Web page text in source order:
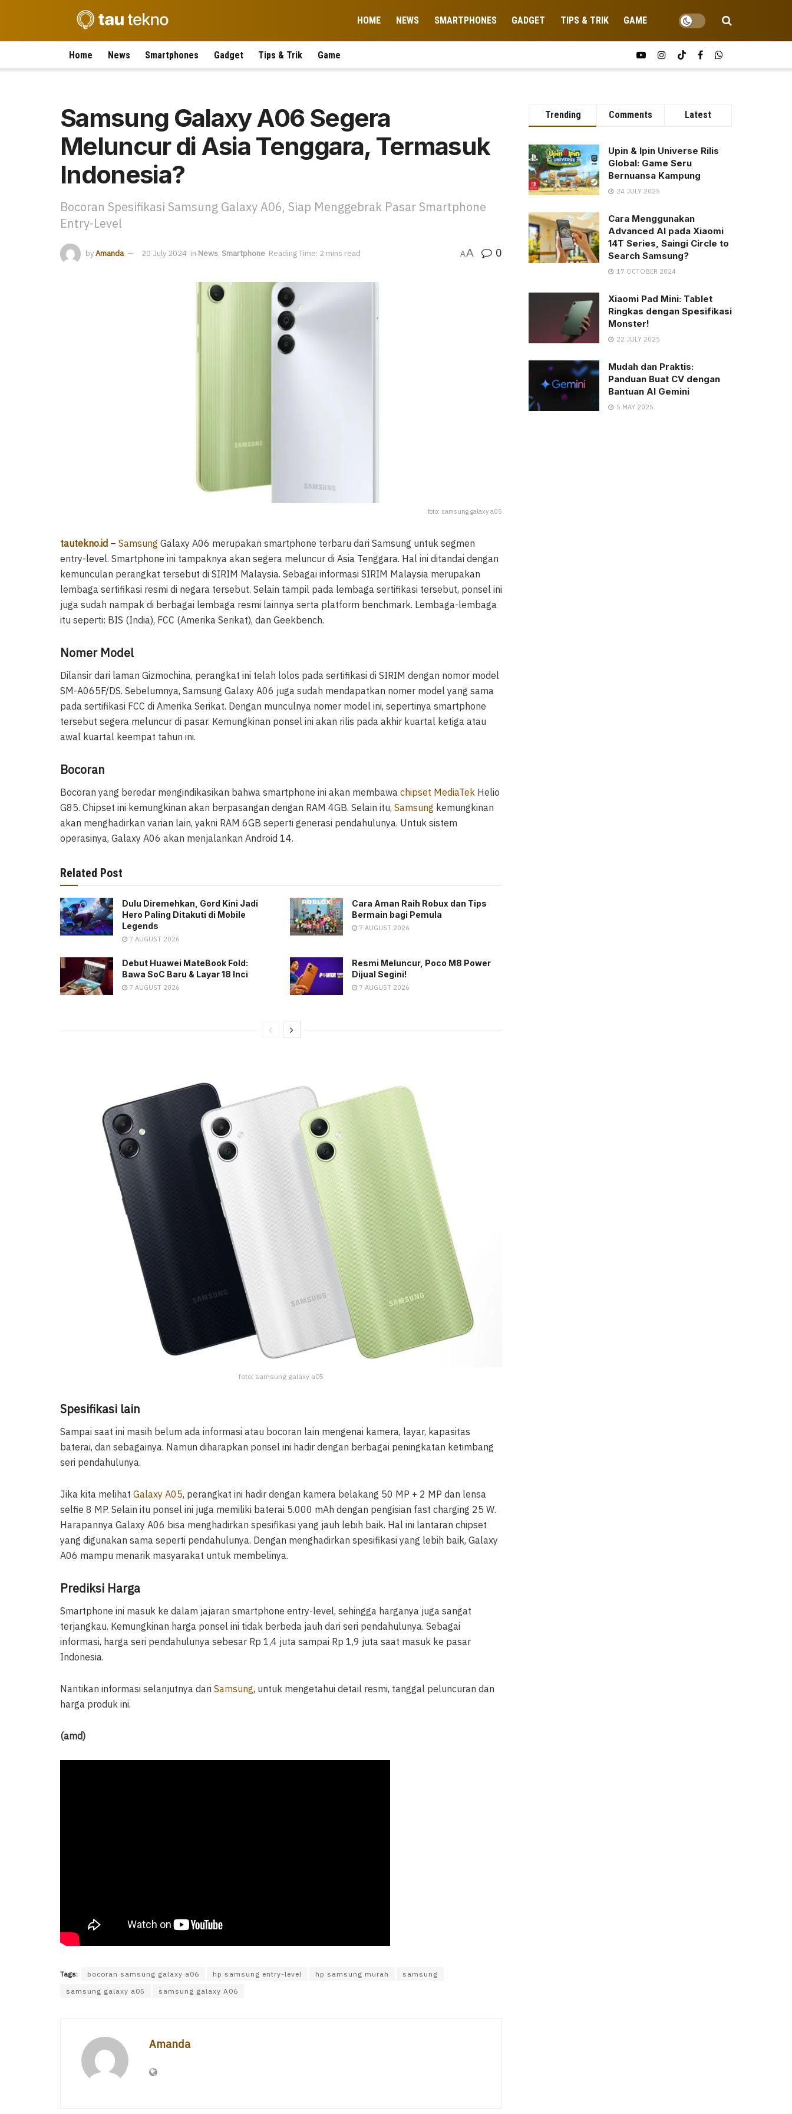
HOME NEWS SMARTPHONES GADGET TIPS & TRIK GAME
Home News Smartphones Gadget Tips & Trik Game
Samsung Galaxy A06 Segera
Meluncur di Asia Tenggara, Termasuk
Indonesia?
Bocoran Spesifikasi Samsung Galaxy A06, Siap Menggebrak Pasar Smartphone
Entry-Level
byAmanda 20 July 2024 in News, Smartphone Reading Time: 2 mins read AA 0
foto: samsung galaxy a05
tautekno.id – Samsung Galaxy A06 merupakan smartphone terbaru dari Samsung untuk segmen
entry-level. Smartphone ini tampaknya akan segera meluncur di Asia Tenggara. Hal ini ditandai dengan
kemunculan perangkat tersebut di SIRIM Malaysia. Sebagai informasi SIRIM Malaysia merupakan
lembaga sertifikasi resmi di negara tersebut. Selain tampil pada lembaga sertifikasi tersebut, ponsel ini
juga sudah nampak di berbagai lembaga resmi lainnya serta platform benchmark. Lembaga-lembaga
itu seperti: BIS (India), FCC (Amerika Serikat), dan Geekbench.
Nomer Model
Dilansir dari laman Gizmochina, perangkat ini telah lolos pada sertifikasi di SIRIM dengan nomor model
SM-A065F/DS. Sebelumnya, Samsung Galaxy A06 juga sudah mendapatkan nomer model yang sama
pada sertifikasi FCC di Amerika Serikat. Dengan munculnya nomer model ini, sepertinya smartphone
tersebut segera meluncur di pasar. Kemungkinan ponsel ini akan rilis pada akhir kuartal ketiga atau
awal kuartal keempat tahun ini.
Bocoran
Bocoran yang beredar mengindikasikan bahwa smartphone ini akan membawa chipset MediaTek Helio
G85. Chipset ini kemungkinan akan berpasangan dengan RAM 4GB. Selain itu, Samsung kemungkinan
akan menghadirkan varian lain, yakni RAM 6GB seperti generasi pendahulunya. Untuk sistem
operasinya, Galaxy A06 akan menjalankan Android 14.
Related Post
Dulu Diremehkan, Gord Kini Jadi
Hero Paling Ditakuti di Mobile
Legends
7 AUGUST 2026
Cara Aman Raih Robux dan Tips
Bermain bagi Pemula
7 AUGUST 2026
Debut Huawei MateBook Fold:
Bawa SoC Baru & Layar 18 Inci
7 AUGUST 2026
Resmi Meluncur, Poco M8 Power
Dijual Segini!
7 AUGUST 2026
foto: samsung galaxy a05
Spesifikasi lain
Sampai saat ini masih belum ada informasi atau bocoran lain mengenai kamera, layar, kapasitas
baterai, dan sebagainya. Namun diharapkan ponsel ini hadir dengan berbagai peningkatan ketimbang
seri pendahulunya.
Jika kita melihat Galaxy A05, perangkat ini hadir dengan kamera belakang 50 MP + 2 MP dan lensa
selfie 8 MP. Selain itu ponsel ini juga memiliki baterai 5.000 mAh dengan pengisian fast charging 25 W.
Harapannya Galaxy A06 bisa menghadirkan spesifikasi yang jauh lebih baik. Hal ini lantaran chipset
yang digunakan sama seperti pendahulunya. Dengan menghadirkan spesifikasi yang lebih baik, Galaxy
A06 mampu menarik masyarakat untuk membelinya.
Prediksi Harga
Smartphone ini masuk ke dalam jajaran smartphone entry-level, sehingga harganya juga sangat
terjangkau. Kemungkinan harga ponsel ini tidak berbeda jauh dari seri pendahulunya. Sebagai
informasi, harga seri pendahulunya sebesar Rp 1,4 juta sampai Rp 1,9 juta saat masuk ke pasar
Indonesia.
Nantikan informasi selanjutnya dari Samsung, untuk mengetahui detail resmi, tanggal peluncuran dan
harga produk ini.
(amd)
Tags: bocoran samsung galaxy a06 hp samsung entry-level hp samsung murah
samsung
samsung galaxy a05
samsung galaxy A06
Amanda
Trending Comments Latest
Upin & Ipin Universe Rilis
Global: Game Seru
Bernuansa Kampung
24 JULY 2025
Cara Menggunakan
Advanced AI pada Xiaomi
14T Series, Saingi Circle to
Search Samsung?
17 OCTOBER 2024
Xiaomi Pad Mini: Tablet
Ringkas dengan Spesifikasi
Monster!
22 JULY 2025
Mudah dan Praktis:
Panduan Buat CV dengan
Bantuan AI Gemini
5 MAY 2025